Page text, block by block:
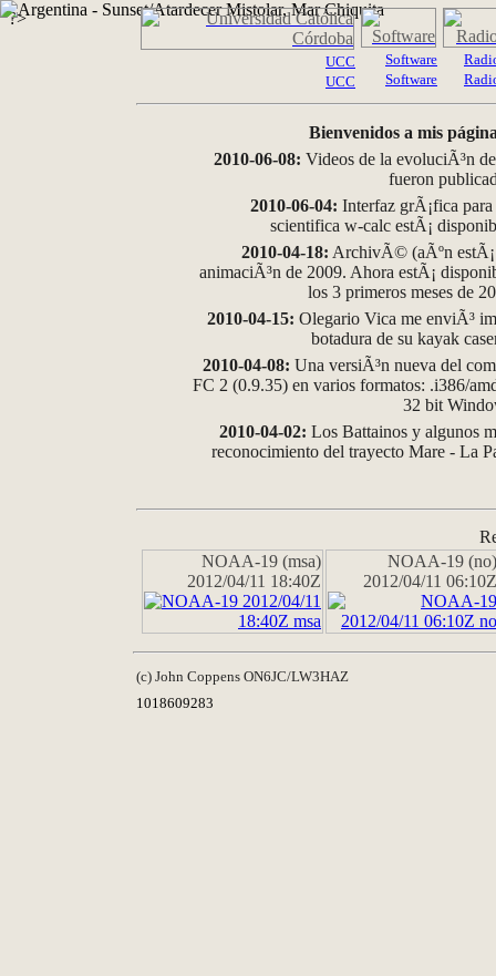
?>
UCC
UCC
Software
Software
Bienvenidos a mis
2010-06-08: Videos de la evoluciÃ³n
fueron
2010-06-04: Interfaz grÃ¡fica
scientifica w-calc estÃ¡
2010-04-18: ArchivÃ© (aÃºn
animaciÃ³n de 2009. Ahora estÃ¡
los 3 primeros meses de
2010-04-15: Olegario Vica me enviÃ³
botadura de su kayak
2010-04-08: Una versiÃ³n nueva del
FC 2 (0.9.35) en varios formatos: .i386/
32 bit
2010-04-02: Los Battainos y algunos
reconocimiento del trayecto Mare - La
NOAA-19 (msa)
2012/04/11 18:40Z
NOAA-19 (no)
2012/04/11 06:10Z
(c) John Coppens ON6JC/LW3HAZ
1018609283